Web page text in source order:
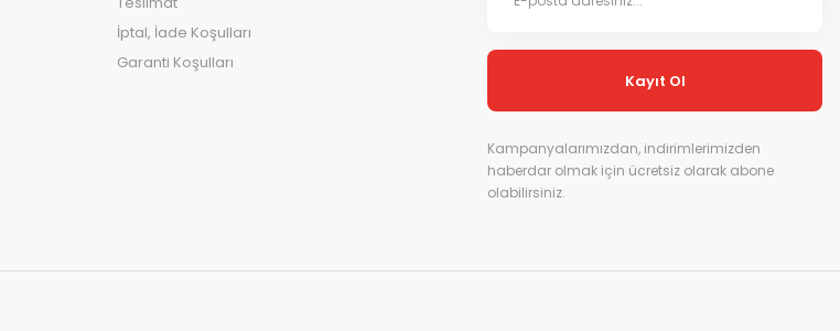
İptal, İade Koşulları
Garanti Koşulları
Kayıt Ol
Kampanyalarımızdan, indirimlerimizden
haberdar olmak için ücretsiz olarak abone
olabilirsiniz.